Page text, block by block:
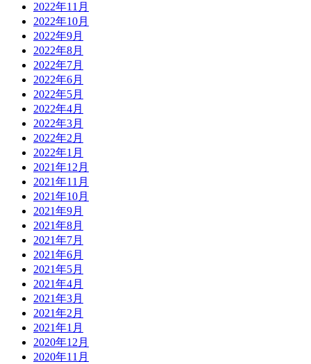
2022年11月
2022年10月
2022年9月
2022年8月
2022年7月
2022年6月
2022年5月
2022年4月
2022年3月
2022年2月
2022年1月
2021年12月
2021年11月
2021年10月
2021年9月
2021年8月
2021年7月
2021年6月
2021年5月
2021年4月
2021年3月
2021年2月
2021年1月
2020年12月
2020年11月